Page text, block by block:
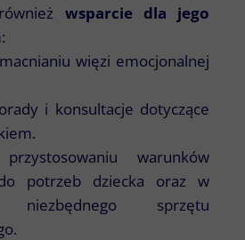
wsparcie dla jego
więzi emocjonalnej
i konsultacje dotyczące
warunków
potrzeb dziecka oraz w
niezbędnego sprzętu